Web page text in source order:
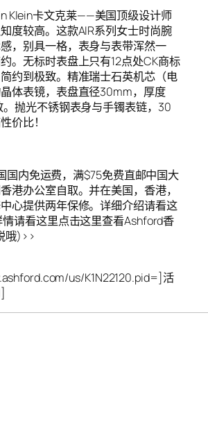
Klein卡文克莱——美国顶级设计师
度较高。这款AIR系列女士时尚腕
，别具一格，表身与表带浑然一
。无标时表盘上只有12点处CK商标
约到极致。精准瑞士石英机芯（电
体表镜，表盘直径30mm，厚度
抛光不锈钢表身与手镯表链，30
价比！
国内免运费，满$75免费直邮中国大
港办公室自取。并在美国，香港，
心提供两年保修。详细介绍请看这
情请看这里点击这里查看Ashford香
哦)>>
us/K1N22120.pid=]活